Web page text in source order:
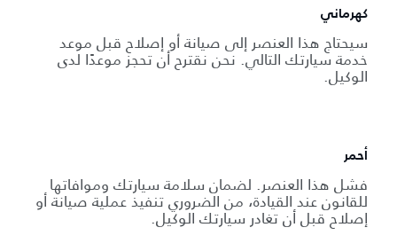
كهرماني
سيحتاج هذا العنصر إلى صيانة أو إصلاح قبل موعد
خدمة سيارتك التالي. نحن نقترح أن تحجز موعدًا لدى
الوكيل.
أحمر
فشل هذا العنصر. لضمان سلامة سيارتك وموافاتها
للقانون عند القيادة، من الضروري تنفيذ عملية صيانة أو
إصلاح قبل أن تغادر سيارتك الوكيل.